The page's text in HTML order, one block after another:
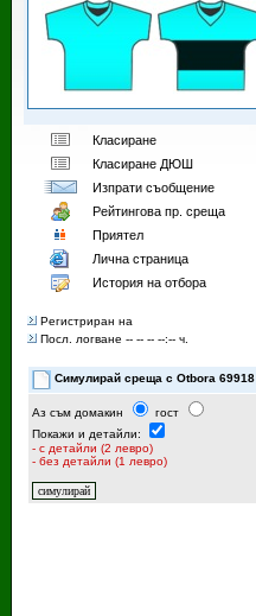
Класиране
Класиране ДЮШ
Изпрати съобщение
Рейтингoва пр. среща
Приятел
Лична страница
История на отбора
Регистриран на
Посл. логване -- -- -- --:-- ч.
Симулирай среща с Otbora 69918
Аз съм домакин
гост
Покажи и детайли:
- с детайли (2 левро)
- без детайли (1 левро)